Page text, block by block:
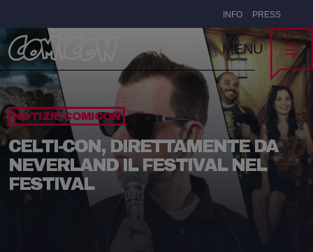
INFO PRESS
MENU
NOTIZIE COMICON
CELTI-CON, DIRETTAMENTE DA
NEVERLAND IL FESTIVAL NEL
FESTIVAL